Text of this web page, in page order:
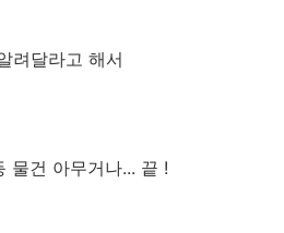
려달라고 해서
물건 아무거나... 끝 !